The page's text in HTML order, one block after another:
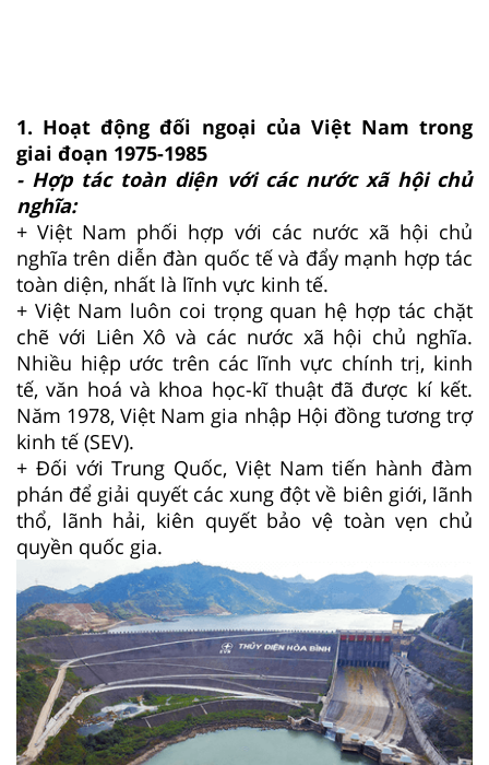
1. Hoạt động đối ngoại của Việt Nam trong
giai đoạn 1975-1985
- Hợp tác toàn diện với các nước xã hội chủ
nghĩa:
+ Việt Nam phối hợp với các nước xã hội chủ
nghĩa trên diễn đàn quốc tế và đẩy mạnh hợp tác
toàn diện, nhất là lĩnh vực kinh tế.
+ Việt Nam luôn coi trọng quan hệ hợp tác chặt
chẽ với Liên Xô và các nước xã hội chủ nghĩa.
Nhiều hiệp ước trên các lĩnh vực chính trị, kinh
tế, văn hoá và khoa học-kĩ thuật đã được kí kết.
Năm 1978, Việt Nam gia nhập Hội đồng tương trợ
kinh tế (SEV).
+ Đối với Trung Quốc, Việt Nam tiến hành đàm
phán để giải quyết các xung đột về biên giới, lãnh
thổ, lãnh hải, kiên quyết bảo vệ toàn vẹn chủ
quyền quốc gia.